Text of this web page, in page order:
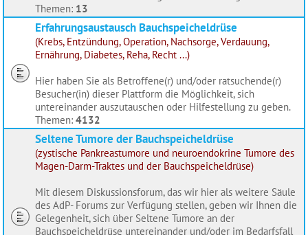
Themen: 13
Erfahrungsaustausch Bauchspeicheldrüse
(Krebs, Entzündung, Operation, Nachsorge, Verdauung,
Ernährung, Diabetes, Reha, Recht ...)
Hier haben Sie als Betroffene(r) und/oder ratsuchende(r)
Besucher(in) dieser Plattform die Möglichkeit, sich
untereinander auszutauschen oder Hilfestellung zu geben.
Themen: 4132
Seltene Tumore der Bauchspeicheldrüse
(zystische Pankreastumore und neuroendokrine Tumore des
Magen-Darm-Traktes und der Bauchspeicheldrüse)
Mit diesem Diskussionsforum, das wir hier als weitere Säule
des AdP- Forums zur Verfügung stellen, geben wir Ihnen die
Gelegenheit, sich über Seltene Tumore an der
Bauchspeicheldrüse untereinander und/oder im Bedarfsfall